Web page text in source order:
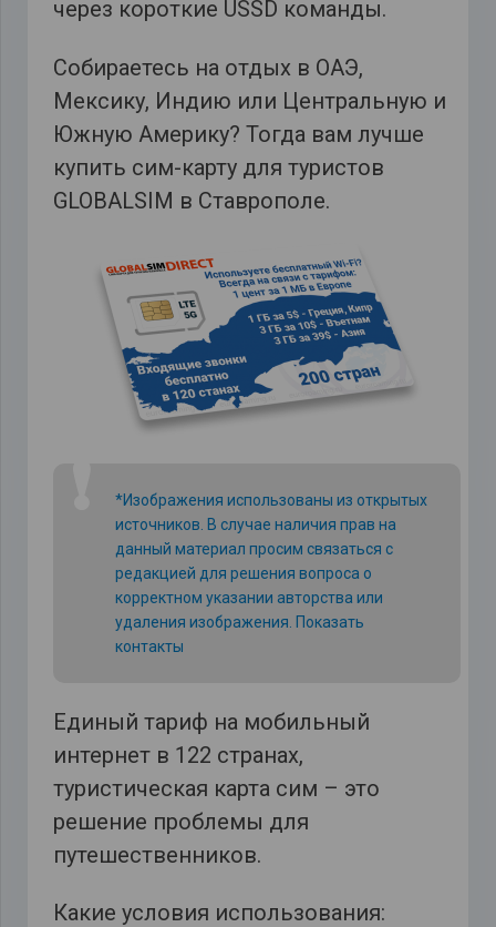
через короткие USSD команды.
Собираетесь на отдых в ОАЭ,
Мексику, Индию или Центральную и
Южную Америку? Тогда вам лучше
купить сим-карту для туристов
GLOBALSIM в Ставрополе.
*Изображения использованы из открытых
источников. В случае наличия прав на
данный материал просим связаться с
редакцией для решения вопроса о
корректном указании авторства или
удаления изображения. Показать
контакты
Единый тариф на мобильный
интернет в 122 странах,
туристическая карта сим – это
решение проблемы для
путешественников.
Какие условия использования: